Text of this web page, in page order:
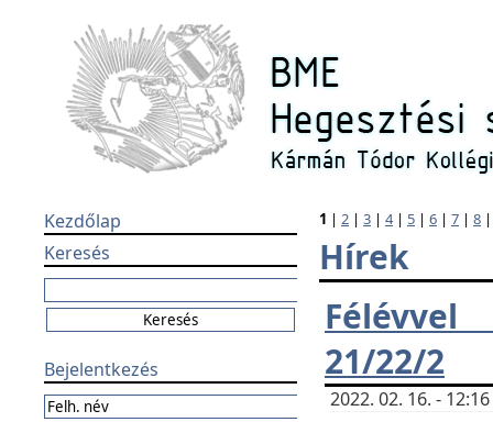
Kezdőlap
Keresés
Bejelentkezés
1 | 2 | 3 | 4| 5 | 6 | 7 | 8
Hírek
21/22/2
2022. 02. 16. -